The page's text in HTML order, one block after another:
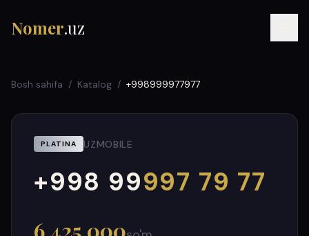
Nomer.uz
UZ УЗ
Bosh sahifa / Katalog / +998999977977
PLATINA UZMOBILE
+998 99997 79 77
000
999
6 425 000